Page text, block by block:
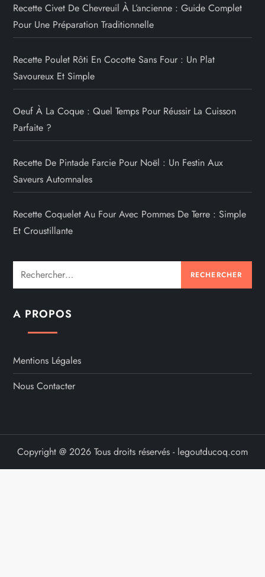
Recette Civet De Chevreuil À L’ancienne : Guide Complet
Pour Une Préparation Traditionnelle
Recette Poulet Rôti En Cocotte Sans Four : Un Plat
Savoureux Et Simple
Oeuf À La Coque : Quel Temps Pour Réussir La Cuisson
Parfaite ?
Recette De Pintade Farcie Pour Noël : Un Festin Aux
Saveurs Automnales
Recette Coquelet Au Four Avec Pommes De Terre : Simple
Et Croustillante
Rechercher :
A PROPOS
Mentions Légales
Nous Contacter
Copyright @ 2026 Tous droits réservés - legoutducoq.com